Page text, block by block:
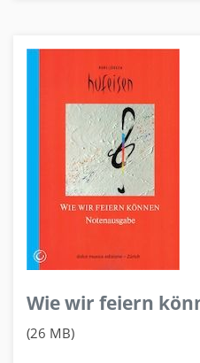
Wie wir feiern
(26 MB)